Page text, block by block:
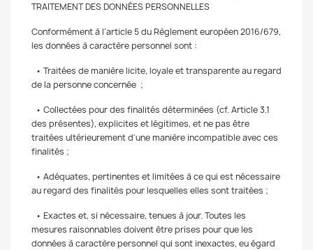
TRAITEMENT DES DONNÉES PERSONNELLES
Conformément à l’article 5 du Règlement européen 2016/679,
les données à caractère personnel sont :
• Traitées de manière licite, loyale et transparente au regard
de la personne concernée ;
• Collectées pour des finalités déterminées (cf. Article 3.1
des présentes), explicites et légitimes, et ne pas être
traitées ultérieurement d'une manière incompatible avec ces
finalités ;
• Adéquates, pertinentes et limitées à ce qui est nécessaire
au regard des finalités pour lesquelles elles sont traitées ;
• Exactes et, si nécessaire, tenues à jour. Toutes les
mesures raisonnables doivent être prises pour que les
données à caractère personnel qui sont inexactes, eu égard